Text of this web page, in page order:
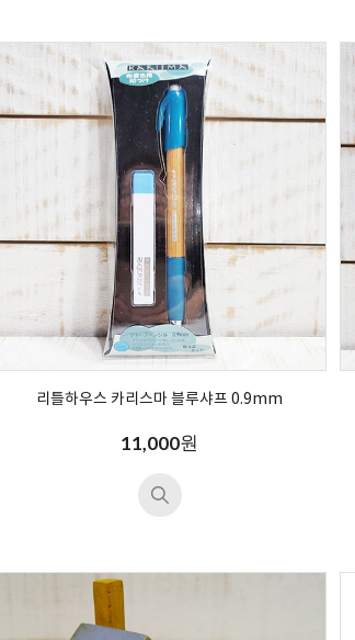
리틀하우스 카리스마 블루샤프 0.9mm
11,000원